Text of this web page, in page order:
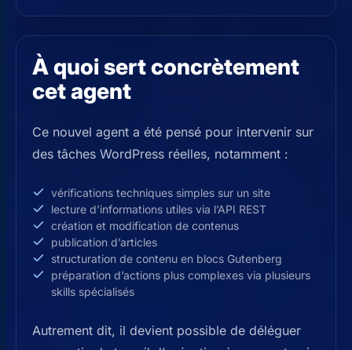
À quoi sert concrètement
cet agent
Ce nouvel agent a été pensé pour intervenir sur
des tâches WordPress réelles, notamment :
vérifications techniques simples sur un site
lecture d’informations utiles via l’API REST
création et modification de contenus
publication d’articles
structuration de contenu en blocs Gutenberg
préparation d’actions plus complexes via plusieurs
skills spécialisés
Autrement dit, il devient possible de déléguer